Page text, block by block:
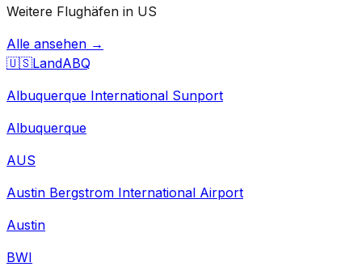
Weitere Flughäfen in US
Alle ansehen →
🇺🇸LandABQ
Albuquerque International Sunport
Albuquerque
AUS
Austin Bergstrom International Airport
Austin
BWI